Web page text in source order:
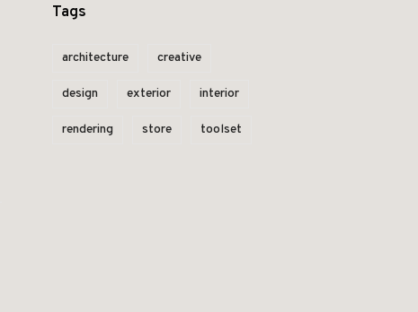
Tags
architecture creative
design exterior interior
rendering store toolset